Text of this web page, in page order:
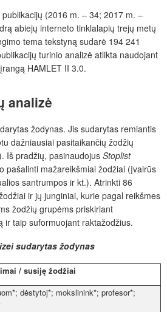
(2016 m. – 34; 2017 m. –
abiejų interneto tinklalapių trejų metų
tema tekstyną sudarė 194 241
turinio analizė atlikta naudojant
HAMLET II 3.0.
analizė
žodynas. Jis sudarytas remiantis
dažniausiai pasitaikančių žodžių
Iš pradžių, pasinaudojus Stoplist
pašalinti mažareikšmiai žodžiai (įvairūs
santrumpos ir kt.). Atrinkti 86
ir jų junginiai, kurie pagal reikšmes
žodžių grupėms priskiriant
ir taip suformuojant raktažodžius.
sudarytas žodynas
/ susiję žodžiai
dėstytoj*; mokslinink*; profesor*;